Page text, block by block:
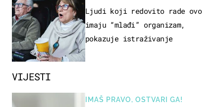
VIJESTI
IMAŠ PRAVO, OSTVARI GA!
OSOBA
Ljudi koji redovito rade ovo
imaju “mlađi” organizam,
pokazuje istraživanje